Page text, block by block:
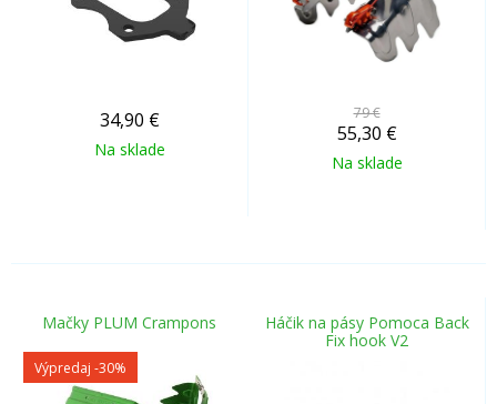
34,90 €
Na sklade
79 €
55,30 €
Na sklade
Mačky PLUM Crampons
Výpredaj -30%
Háčik na pásy Pomoca Back
Fix hook V2